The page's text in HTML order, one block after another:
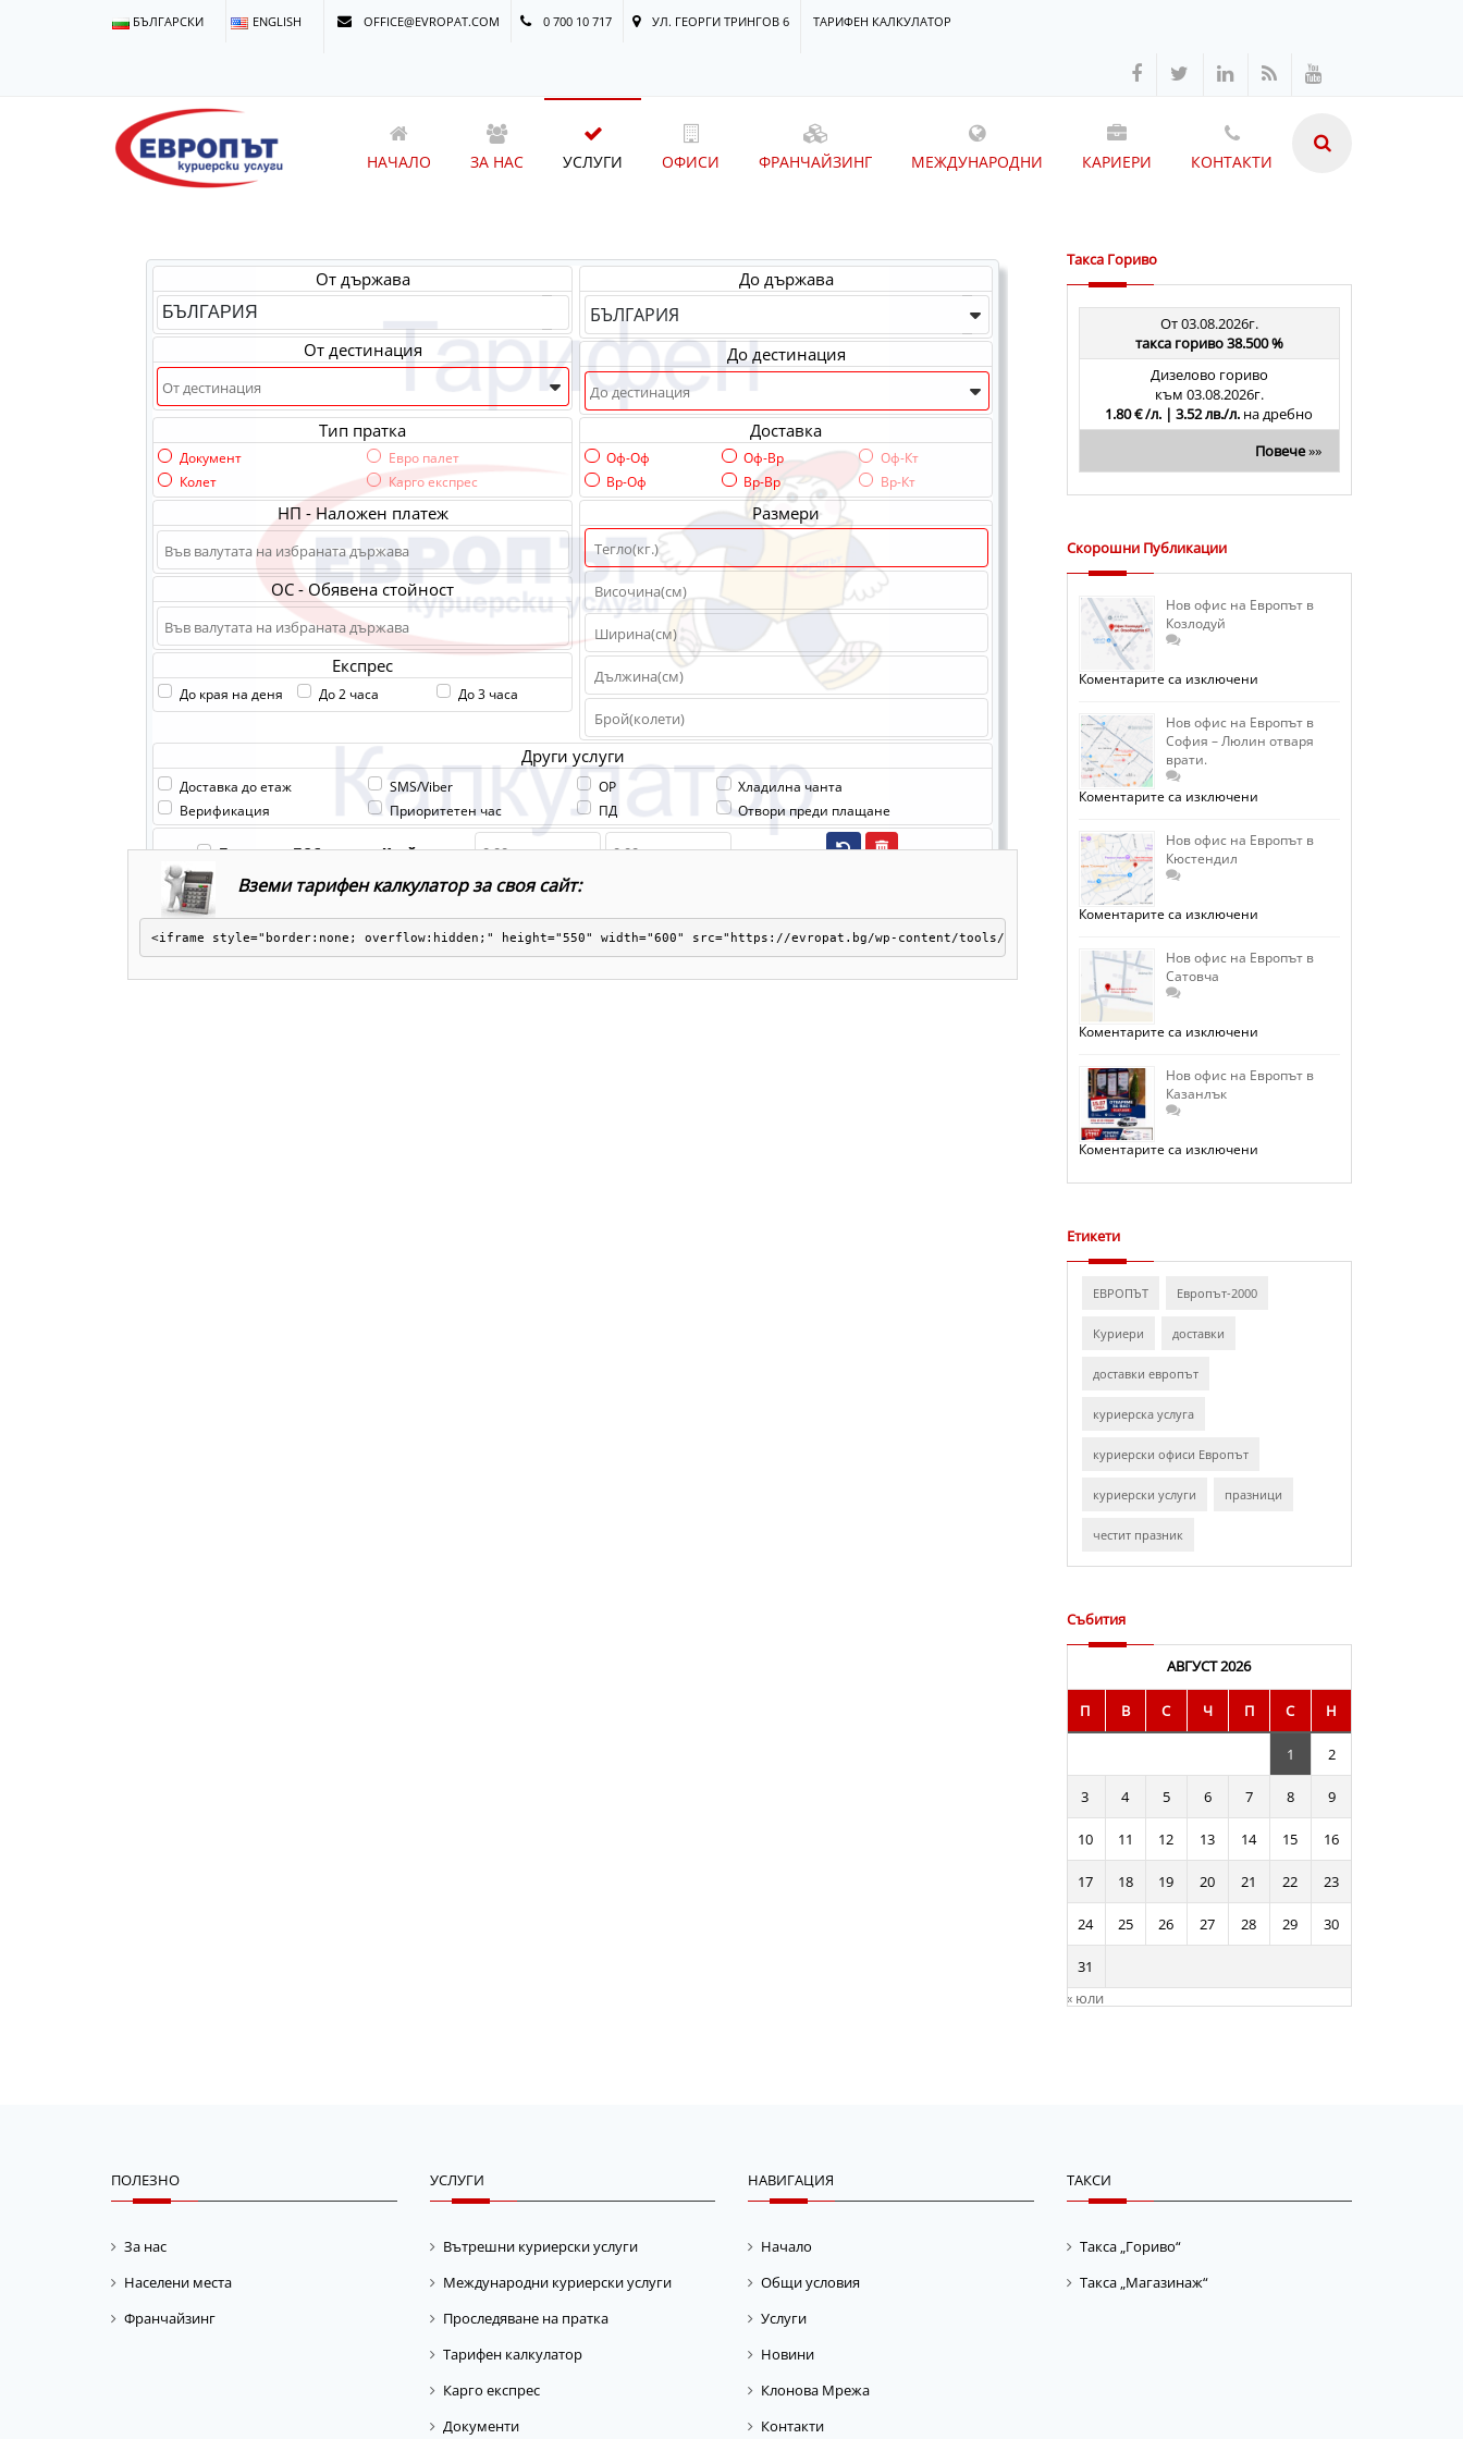
БЪЛГАРСКИ ENGLISH OFFICE@EVROPAT.COM 0 700 10 717 УЛ. ГЕОРГИ ТРИНГОВ 6 ТАРИФЕН КАЛКУЛАТОР
НАЧАЛО ЗА НАС УСЛУГИ ОФИСИ ФРАНЧАЙЗИНГ МЕЖДУНАРОДНИ КАРИЕРИ КОНТАКТИ
Вземи тарифен калкулатор за своя сайт:
<iframe style="border:none; overflow:hidden;" height="550" width="600" src="https://evropat.bg/wp-content/tools/shipmentCalc/index.php"></iframe>
Такса Гориво
От 03.08.2026г.
такса гориво 38.500 %
Дизелово гориво
към 03.08.2026г.
1.80 € /л. | 3.52 лв./л. на дребно
Повече»»
Скорошни Публикации
Нов офис на Европът в
Козлодуй
Коментарите са изключениза
на
Европът
в
Нов офис на Европът в
София – Люлин отваря
врати.
Коментарите са изключениза
на
Европът
Люлин
отваря
Нов офис на Европът в
Кюстендил
Коментарите са изключениза
на
Европът
Нов офис на Европът в
Сатовча
Коментарите са изключениза
на
Европът
Нов офис на Европът в
Казанлък
Коментарите са изключениза
Етикети
ЕВРОПЪТ Европът-2000
Куриери доставки
доставки европът
куриерска услуга
куриерски офиси Европът
куриерски услуги празници
честит празник
Събития
АВГУСТ 2026
П В С Ч П С Н
1 2
3 4 5 6 7 8 9
10 11 12 13 14 15 16
17 18 19 20 21 22 23
24 25 26 27 28 29 30
31
« юли
ПОЛЕЗНО
За нас
Населени места
Франчайзинг
УСЛУГИ
Вътрешни куриерски услуги
Международни куриерски услуги
Проследяване на пратка
Тарифен калкулатор
Карго експрес
Документи
НАВИГАЦИЯ
Начало
Общи условия
Услуги
Новини
Клонова Мрежа
Контакти
ТАКСИ
Такса „Гориво“
Такса „Магазинаж“